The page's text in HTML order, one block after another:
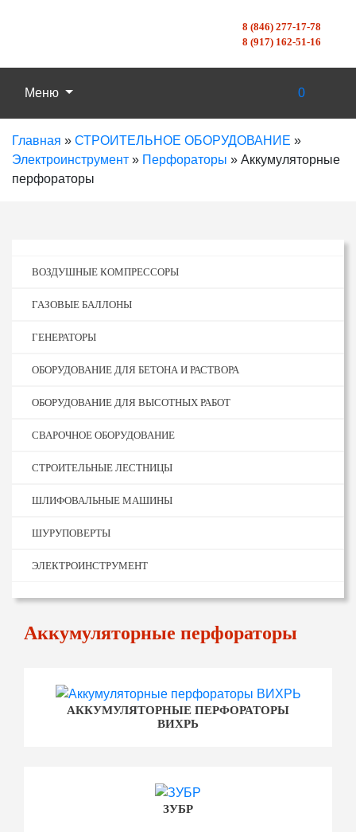
8 (846) 277-17-78
8 (917) 162-51-16
Меню 0
Главная » СТРОИТЕЛЬНОЕ ОБОРУДОВАНИЕ »
Электроинструмент » Перфораторы » Аккумуляторные
перфораторы
ВОЗДУШНЫЕ КОМПРЕССОРЫ
ГАЗОВЫЕ БАЛЛОНЫ
ГЕНЕРАТОРЫ
ОБОРУДОВАНИЕ ДЛЯ БЕТОНА И РАСТВОРА
ОБОРУДОВАНИЕ ДЛЯ ВЫСОТНЫХ РАБОТ
СВАРОЧНОЕ ОБОРУДОВАНИЕ
СТРОИТЕЛЬНЫЕ ЛЕСТНИЦЫ
ШЛИФОВАЛЬНЫЕ МАШИНЫ
ШУРУПОВЕРТЫ
ЭЛЕКТРОИНСТРУМЕНТ
Аккумуляторные перфораторы
АККУМУЛЯТОРНЫЕ ПЕРФОРАТОРЫ
ВИХРЬ
ЗУБР